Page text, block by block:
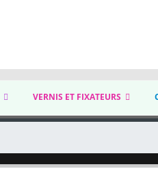
VERNIS ET FIXATEURS